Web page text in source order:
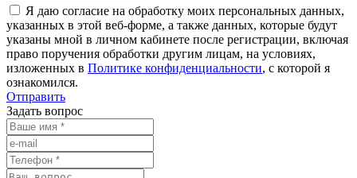
Я даю согласие на обработку моих персональных данных,
указанных в этой веб-форме, а также данных, которые будут
указаны мной в личном кабинете после регистрации, включая
право поручения обработки другим лицам, на условиях,
изложенных в Политике конфиденциальности, с которой я
ознакомился.
Отправить
Задать вопрос